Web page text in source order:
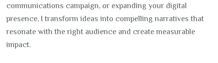
communications campaign, or expanding your digital
presence, I transform ideas into compelling narratives that
resonate with the right audience and create measurable
impact.